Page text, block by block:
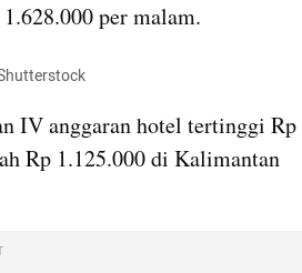
per malam.
IV anggaran hotel tertinggi Rp
Rp 1.125.000 di Kalimantan